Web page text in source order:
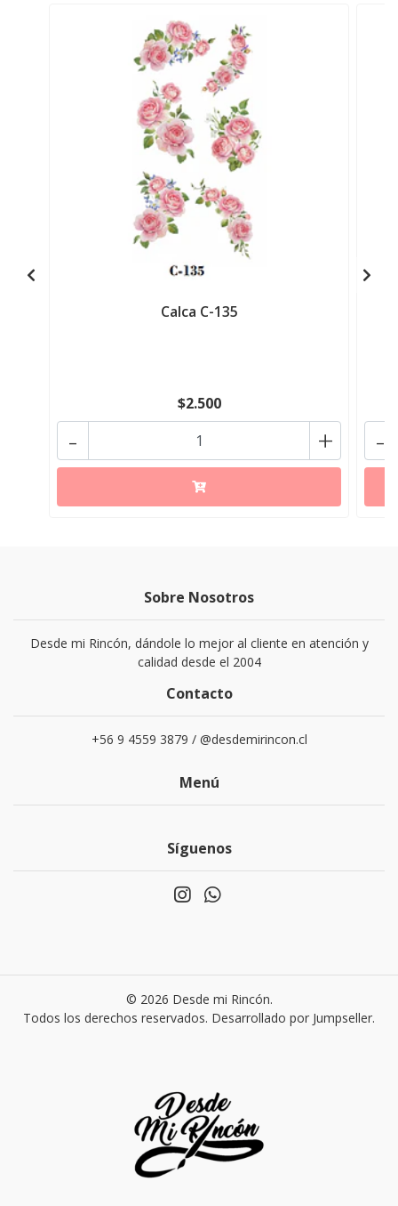
Calca C-135
$2.500
+
- -
Sobre Nosotros
Desde mi Rincón, dándole lo mejor al cliente en atención y
calidad desde el 2004
Contacto
+56 9 4559 3879 / @desdemirincon.cl
Menú
Síguenos
© 2026 Desde mi Rincón.
Todos los derechos reservados. Desarrollado por Jumpseller.